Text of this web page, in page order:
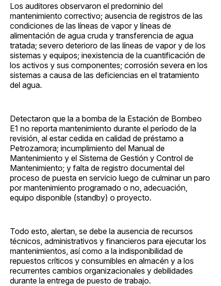
Los auditores observaron el predominio del
mantenimiento correctivo; ausencia de registros de las
condiciones de las líneas de vapor y líneas de
alimentación de agua cruda y transferencia de agua
tratada; severo deterioro de las líneas de vapor y de los
sistemas y equipos; inexistencia de la cuantificación de
los activos y sus componentes; corrosión severa en los
sistemas a causa de las deficiencias en el tratamiento
del agua.
Detectaron que la a bomba de la Estación de Bombeo
E1 no reporta mantenimiento durante el período de la
revisión, al estar cedida en calidad de préstamo a
Petrozamora; incumplimiento del Manual de
Mantenimiento y el Sistema de Gestión y Control de
Mantenimiento; y falta de registro documental del
proceso de puesta en servicio luego de culminar un paro
por mantenimiento programado o no, adecuación,
equipo disponible (standby) o proyecto.
Todo esto, alertan, se debe la ausencia de recursos
técnicos, administrativos y financieros para ejecutar los
mantenimientos, así como a la indisponibilidad de
repuestos críticos y consumibles en almacén y a los
recurrentes cambios organizacionales y debilidades
durante la entrega de puesto de trabajo.